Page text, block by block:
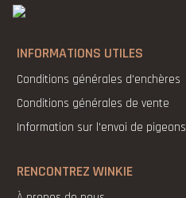
INFORMATIONS UTILES
Conditions générales d'enchères
Conditions générales de vente
Information sur l'envoi de pigeons
RENCONTREZ WINKIE